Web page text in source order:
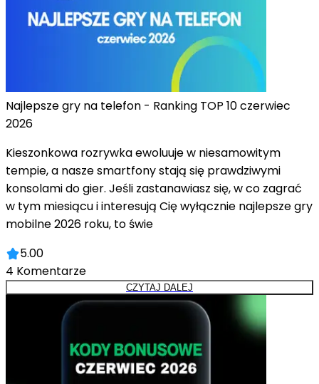
Najlepsze gry na telefon - Ranking TOP 10 czerwiec
2026
Kieszonkowa rozrywka ewoluuje w niesamowitym
tempie, a nasze smartfony stają się prawdziwymi
konsolami do gier. Jeśli zastanawiasz się, w co zagrać
w tym miesiącu i interesują Cię wyłącznie najlepsze gry
mobilne 2026 roku, to świe
5.00
4 Komentarze
CZYTAJ DALEJ